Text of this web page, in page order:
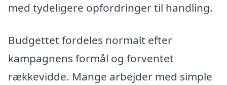
med tydeligere opfordringer til handling.
Budgettet fordeles normalt efter
kampagnens formål og forventet
rækkevidde. Mange arbejder med simple